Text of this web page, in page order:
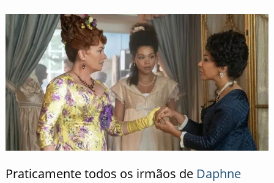
Praticamente todos os irmãos de Daphne